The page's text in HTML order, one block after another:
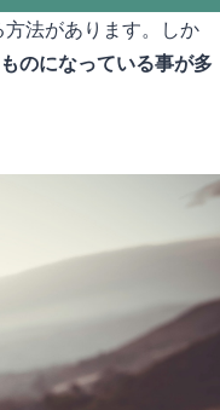
法があります。しか
のになっている事が多